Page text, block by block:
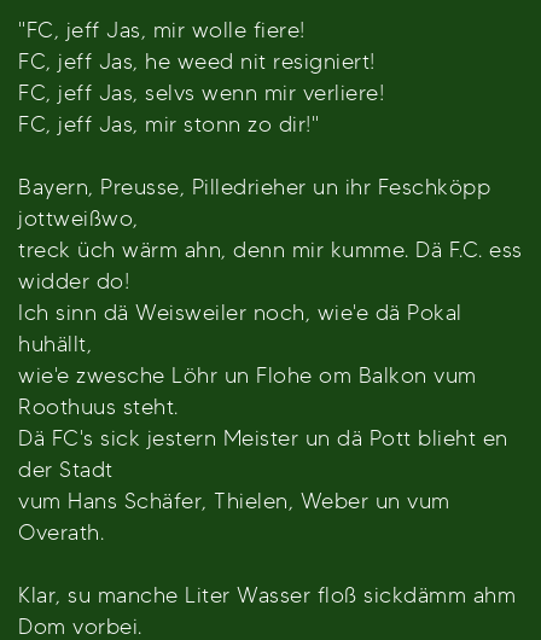
"FC, jeff Jas, mir wolle fiere!
FC, jeff Jas, he weed nit resigniert!
FC, jeff Jas, selvs wenn mir verliere!
FC, jeff Jas, mir stonn zo dir!"
Bayern, Preusse, Pilledrieher un ihr Feschköpp
jottweißwo,
treck üch wärm ahn, denn mir kumme. Dä F.C. ess
widder do!
Ich sinn dä Weisweiler noch, wie'e dä Pokal
huhällt,
wie'e zwesche Löhr un Flohe om Balkon vum
Roothuus steht.
Dä FC's sick jestern Meister un dä Pott blieht en
der Stadt
vum Hans Schäfer, Thielen, Weber un vum
Overath.
Klar, su manche Liter Wasser floß sickdämm ahm
Dom vorbei.